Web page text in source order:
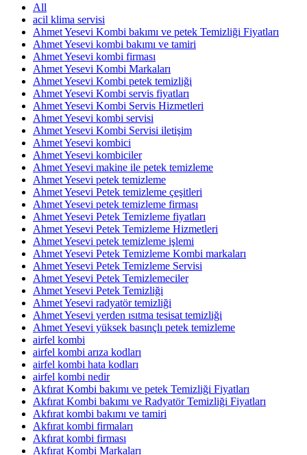
All
acil klima servisi
Ahmet Yesevi Kombi bakımı ve petek Temizliği Fiyatları
Ahmet Yesevi kombi bakımı ve tamiri
Ahmet Yesevi kombi firması
Ahmet Yesevi Kombi Markaları
Ahmet Yesevi Kombi petek temizliği
Ahmet Yesevi Kombi servis fiyatları
Ahmet Yesevi Kombi Servis Hizmetleri
Ahmet Yesevi kombi servisi
Ahmet Yesevi Kombi Servisi iletişim
Ahmet Yesevi kombici
Ahmet Yesevi kombiciler
Ahmet Yesevi makine ile petek temizleme
Ahmet Yesevi petek temizleme
Ahmet Yesevi Petek temizleme çeşitleri
Ahmet Yesevi petek temizleme firması
Ahmet Yesevi Petek Temizleme fiyatları
Ahmet Yesevi Petek Temizleme Hizmetleri
Ahmet Yesevi petek temizleme işlemi
Ahmet Yesevi Petek Temizleme Kombi markaları
Ahmet Yesevi Petek Temizleme Servisi
Ahmet Yesevi Petek Temizlemeciler
Ahmet Yesevi Petek Temizliği
Ahmet Yesevi radyatör temizliği
Ahmet Yesevi yerden ısıtma tesisat temizliği
Ahmet Yesevi yüksek basınçlı petek temizleme
airfel kombi
airfel kombi arıza kodları
airfel kombi hata kodları
airfel kombi nedir
Akfırat Kombi bakımı ve petek Temizliği Fiyatları
Akfırat Kombi bakımı ve Radyatör Temizliği Fiyatları
Akfırat kombi bakımı ve tamiri
Akfırat kombi firmaları
Akfırat kombi firması
Akfırat Kombi Markaları